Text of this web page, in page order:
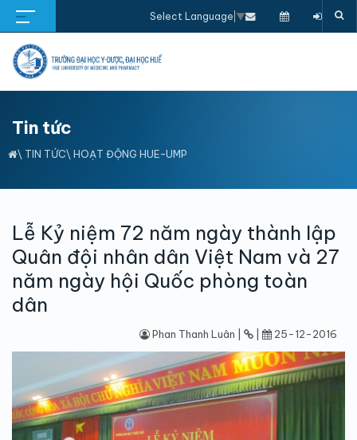
Select Language ▼
Tin tức
\ TIN TỨC\ HOẠT ĐỘNG HUE-UMP
Lễ Kỷ niệm 72 năm ngày thành lập
Quân đội nhân dân Việt Nam và 27
năm ngày hội Quốc phòng toàn
dân
Phan Thanh Luân | 25-12-2016